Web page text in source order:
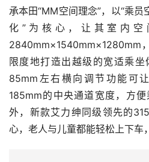
承本田“MM空间理念”，以“乘
化”为核心，让其室内
2840mm×1540mm×1280mm
限度地打造出越级的宽适乘坐
85mm左右横向调节功能可
185mm的中央通道宽度，方
外，新款艾力绅同级领先的
心，老人与儿童都能轻松上下车